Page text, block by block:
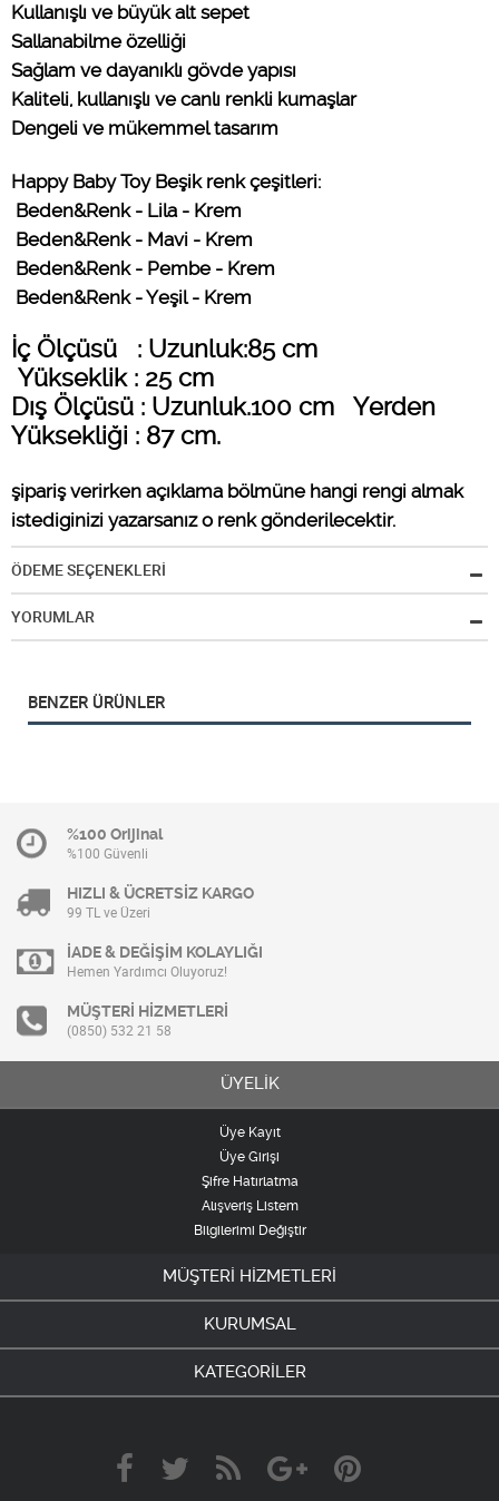
Kullanışlı ve büyük alt sepet
Sallanabilme özelliği
Sağlam ve dayanıklı gövde yapısı
Kaliteli, kullanışlı ve canlı renkli kumaşlar
Dengeli ve mükemmel tasarım
Happy Baby Toy Beşik renk çeşitleri:
Beden&Renk - Lila - Krem
Beden&Renk - Mavi - Krem
Beden&Renk - Pembe - Krem
Beden&Renk - Yeşil - Krem
İç Ölçüsü : Uzunluk:85 cm
Yükseklik : 25 cm
Dış Ölçüsü : Uzunluk.100 cm Yerden
Yüksekliği : 87 cm.
şipariş verirken açıklama bölmüne hangi rengi almak
istediginizi yazarsanız o renk gönderilecektir.
ÖDEME SEÇENEKLERİ
YORUMLAR
BENZER ÜRÜNLER
%100 Orijinal
%100 Güvenli
HIZLI & ÜCRETSİZ KARGO
99 TL ve Üzeri
İADE & DEĞİŞİM KOLAYLIĞI
Hemen Yardımcı Oluyoruz!
MÜŞTERİ HİZMETLERİ
(0850) 532 21 58
ÜYELİK
Üye Kayıt
Üye Girişi
Şifre Hatırlatma
Alışveriş Listem
Bilgilerimi Değiştir
MÜŞTERİ HİZMETLERİ
KURUMSAL
KATEGORİLER